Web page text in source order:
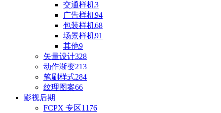
交通样机3
广告样机94
包装样机68
场景样机91
其他9
矢量设计328
动作渐变213
笔刷样式284
纹理图案66
影视后期
FCPX 专区1176